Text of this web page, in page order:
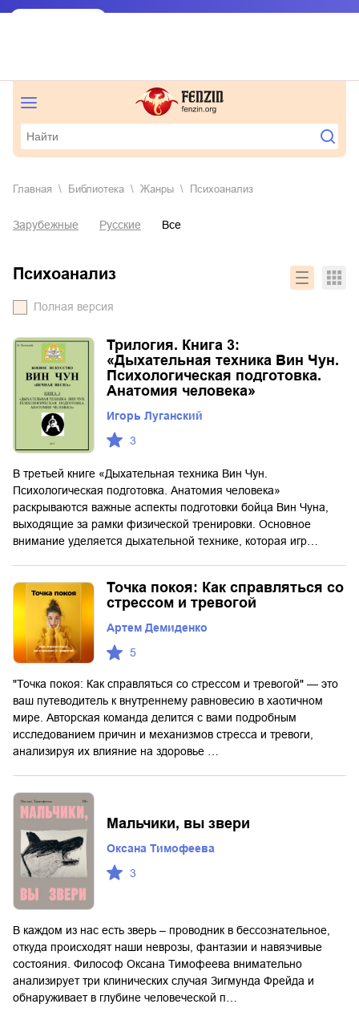
Главная Библиотека Жанры психоанализ
Зарубежные Русские Все
психоанализ
Полная версия
Трилогия. Книга 3:
«Дыхательная техника Вин Чун.
Психологическая подготовка.
Анатомия человека»
Игорь Луганский
3
В третьей книге «Дыхательная техника Вин Чун.
Психологическая подготовка. Анатомия человека»
раскрываются важные аспекты подготовки бойца Вин Чуна,
выходящие за рамки физической тренировки. Основное
внимание уделяется дыхательной технике, которая игр…
Точка покоя: Как справляться со
стрессом и тревогой
Артем Демиденко
5
"Точка покоя: Как справляться со стрессом и тревогой" — это
ваш путеводитель к внутреннему равновесию в хаотичном
мире. Авторская команда делится с вами подробным
исследованием причин и механизмов стресса и тревоги,
анализируя их влияние на здоровье …
Мальчики, вы звери
Оксана Тимофеева
3
В каждом из нас есть зверь – проводник в бессознательное,
откуда происходят наши неврозы, фантазии и навязчивые
состояния. Философ Оксана Тимофеева внимательно
анализирует три клинических случая Зигмунда Фрейда и
обнаруживает в глубине человеческой п…